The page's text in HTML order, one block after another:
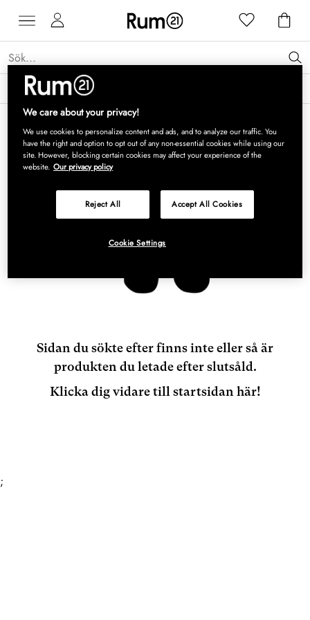
Få 15 % rabatt på Grythyttan Stålmöbler* →
Sidan du sökte efter finns inte eller så är
produkten du letade efter slutsåld.
Klicka dig vidare till startsidan här!
;
We care about your privacy!
We use cookies to personalize content and ads, and to analyze our traffic. You
have the right and option to opt out of any non-essential cookies while using our
site. However, blocking certain cookies may affect your experience of the
website. Our privacy policy
Reject All Accept All Cookies
Cookie Settings